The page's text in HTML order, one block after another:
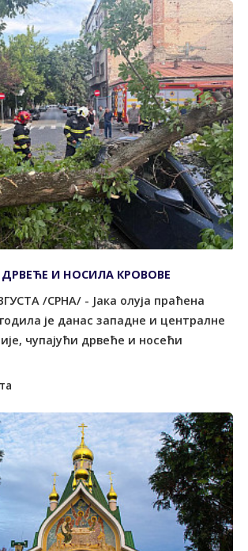
И НОСИЛА КРОВОВЕ
/СРНА/ - Јака олуја праћена
је данас западне и централне
чупајући дрвеће и носећи